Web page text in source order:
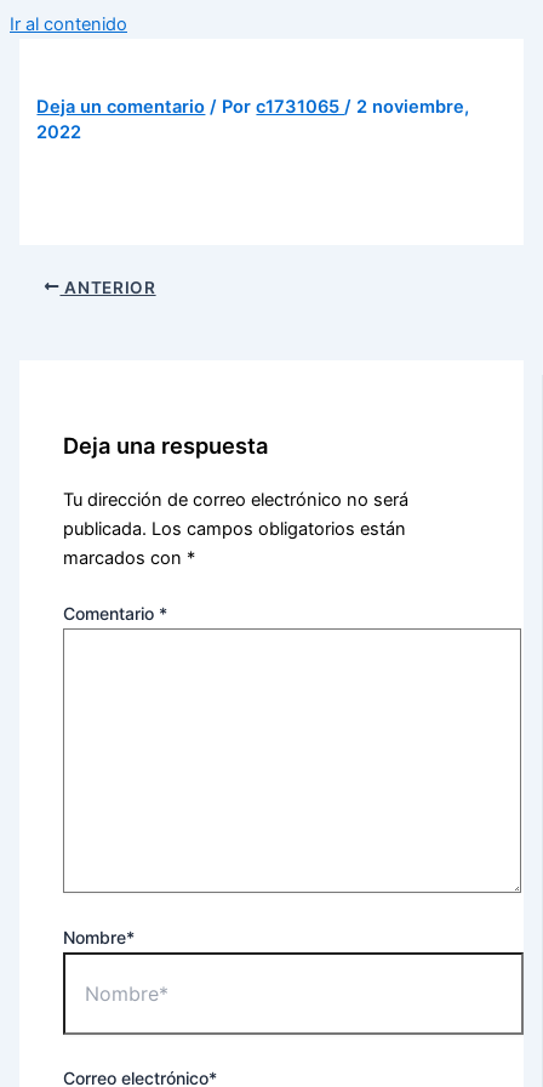
Ir al contenido
Deja un comentario / Porc1731065/ 2 noviembre,
2022
ANTERIOR
Deja una respuesta
Tu dirección de correo electrónico no será
publicada. Los campos obligatorios están
marcados con *
Comentario *
Nombre*
Correo electrónico*